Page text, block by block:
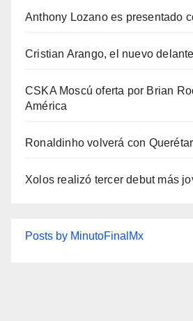
Anthony Lozano es presentado
Cristian Arango, el nuevo
CSKA Moscú oferta por Brian
América
Ronaldinho volverá con
Xolos realizó tercer debut más
Posts by MinutoFinalMx